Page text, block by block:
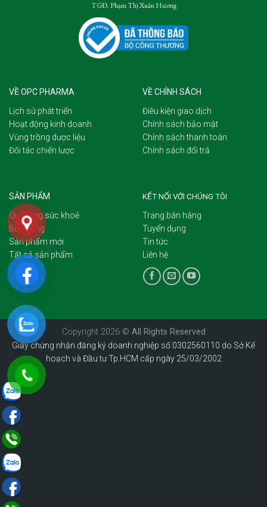
TGĐ. Phạm Thị Xuân Hương
VỀ OPC PHARMA
Lịch sử phát triển
Hoạt động kinh doanh
Vùng trồng dược liệu
Đối tác chiến lược
VỀ CHÍNH SÁCH
Điều kiện giao dịch
Chính sách bảo mật
Chính sách thanh toán
Chính sách đổi trả
SẢN PHẨM
Quà tặng sức khoẻ
Bổ dưỡng
Sản phẩm mới
Tất cả sản phẩm
KẾT NỐI VỚI CHÚNG TÔI
Trang bán hàng
Tuyển dụng
Tin tức
Liên hệ
Copyright 2026 © All Rights Reserved
Giấy chứng nhận đăng ký doanh nghiệp số 0302560110 do Sở Kế
hoạch và Đầu tư Tp.HCM cấp ngày 25/03/2002